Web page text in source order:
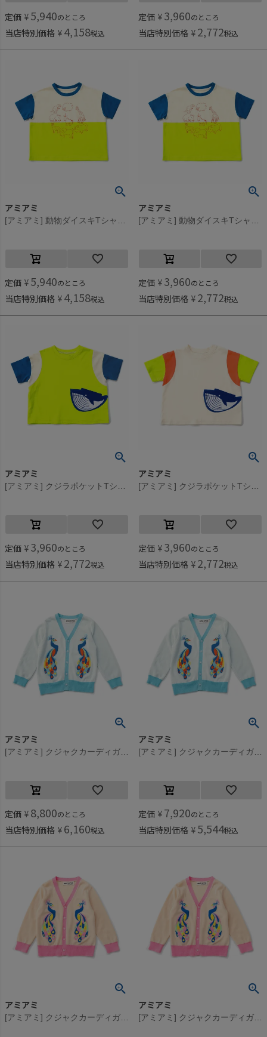
定価 ¥ 5,940のところ
当店特別価格 ¥ 4,158税込
定価 ¥ 3,960のところ
当店特別価格 ¥ 2,772税込
アミアミ
定価 ¥ 5,940のところ
当店特別価格 ¥ 4,158税込
アミアミ
定価 ¥ 3,960のところ
当店特別価格 ¥ 2,772税込
アミアミ
定価 ¥ 3,960のところ
当店特別価格 ¥ 2,772税込
アミアミ
定価 ¥ 3,960のところ
当店特別価格 ¥ 2,772税込
アミアミ
定価 ¥ 8,800のところ
当店特別価格 ¥ 6,160税込
アミアミ
定価 ¥ 7,920のところ
当店特別価格 ¥ 5,544税込
アミアミ アミアミ